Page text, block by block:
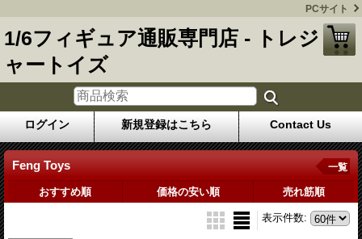
PCサイト
1/6フィギュア通販専門店 - トレジ
ャートイズ
ログイン 新規登録はこちら Contact Us
Feng Toys 一覧
おすすめ順 価格の安い順 売れ筋順
表示件数: